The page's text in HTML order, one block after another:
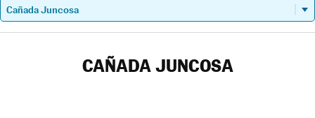
CAÑADA JUNCOSA